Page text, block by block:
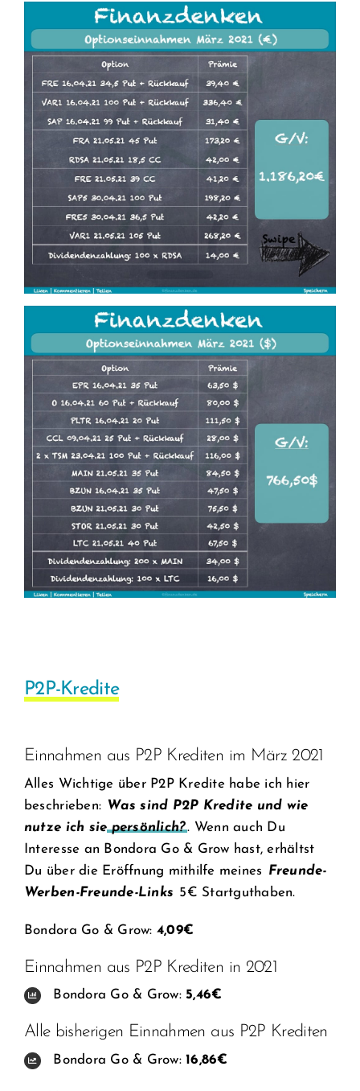
P2P-Kredite
Einnahmen aus P2P Krediten im März 2021
Alles Wichtige über P2P Kredite habe ich hier
beschrieben: Was sind P2P Kredite und wie
nutze ich sie persönlich?. Wenn auch Du
Interesse an Bondora Go & Grow hast, erhältst
Du über die Eröffnung mithilfe meines Freunde-
Werben-Freunde-Links 5€ Startguthaben.
Bondora Go & Grow: 4,09€
Einnahmen aus P2P Krediten in 2021
Bondora Go & Grow:5,46€
Alle bisherigen Einnahmen aus P2P Krediten
Bondora Go & Grow:16,86€